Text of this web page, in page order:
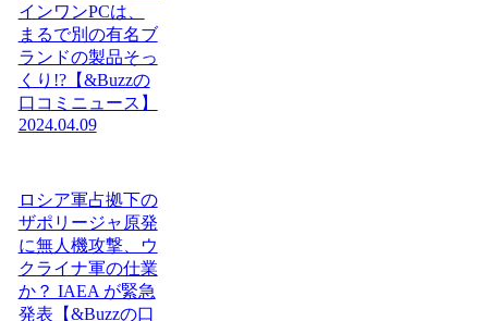
インワンPCは、
まるで別の有名ブ
ランドの製品そっ
くり!?【&Buzzの
口コミニュース】
2024.04.09
ロシア軍占拠下の
ザポリージャ原発
に無人機攻撃、ウ
クライナ軍の仕業
か？ IAEA が緊急
発表【&Buzzの口